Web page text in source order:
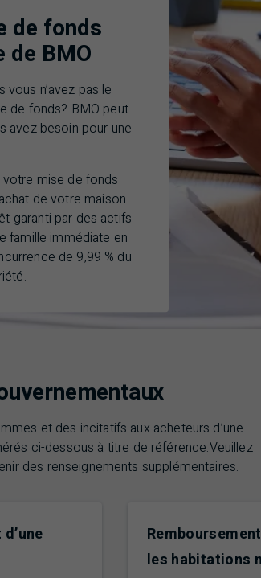
de fonds
de BMO
n’avez pas le
de fonds? BMO peut
avez besoin pour une
mise de fonds
de votre maison.
garanti par des actifs
famille immédiate en
de 9,99 % du
et des incitatifs aux acheteurs d’une
ci-dessous à titre de référence.Veuillez
des renseignements supplémentaires.
les habitations